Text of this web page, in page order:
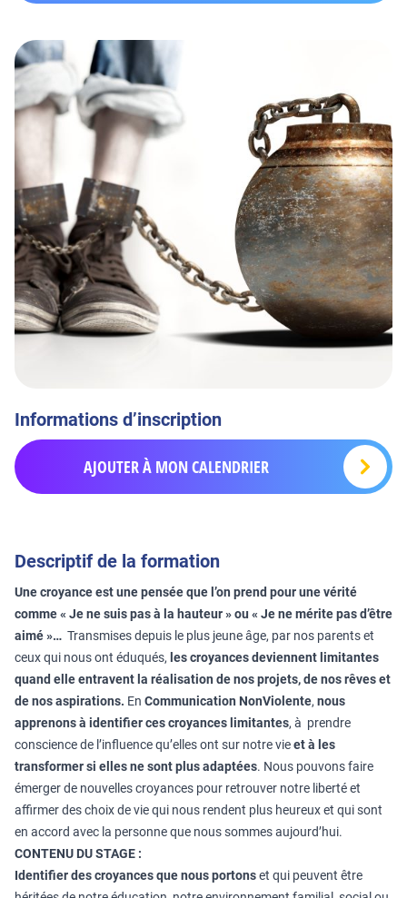
Informations d’inscription
AJOUTER À MON CALENDRIER
Descriptif de la formation
Une croyance est une pensée que l’on prend pour une vérité
comme « Je ne suis pas à la hauteur » ou « Je ne mérite pas d’être
aimé »… Transmises depuis le plus jeune âge, par nos parents et
ceux qui nous ont éduqués, les croyances deviennent limitantes
quand elle entravent la réalisation de nos projets, de nos rêves et
de nos aspirations. En Communication NonViolente, nous
apprenons à identifier ces croyances limitantes, à prendre
conscience de l’influence qu’elles ont sur notre vieet à les
transformer si elles ne sont plus adaptées. Nous pouvons faire
émerger de nouvelles croyances pour retrouver notre liberté et
affirmer des choix de vie qui nous rendent plus heureux et qui sont
en accord avec la personne que nous sommes aujourd’hui.
CONTENU DU STAGE :
Identifier des croyances que nous portonset qui peuvent être